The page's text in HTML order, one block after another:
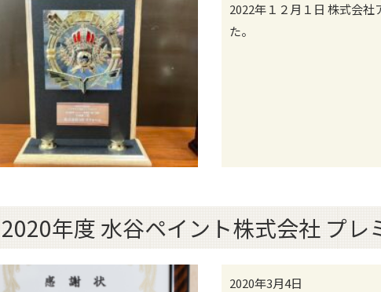
2022年１２月１日 株式会
た。
2020年度 水谷ペイント株式会社 プレ
2020年3月4日